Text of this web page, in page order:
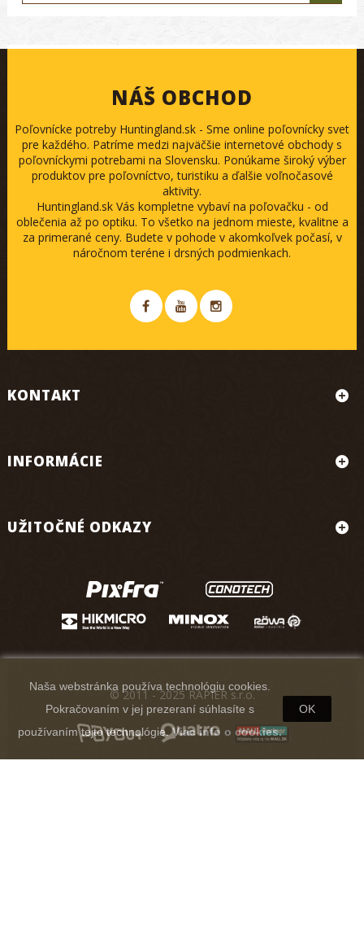
NÁŠ OBCHOD
Poľovnícke potreby Huntingland.sk - Sme online poľovnícky svet
pre každého. Patríme medzi najväčšie internetové obchody s
poľovníckymi potrebami na Slovensku. Ponúkame široký výber
produktov pre poľovníctvo, turistiku a ďalšie voľnočasové
aktivity.
Huntingland.sk Vás kompletne vybaví na poľovačku - od
oblečenia až po optiku. To všetko na jednom mieste, kvalitne a
za primerané ceny. Budete v pohode v akomkoľvek počasí, v
náročnom teréne i drsných podmienkach.
KONTAKT
INFORMÁCIE
UŽITOČNÉ ODKAZY
Naša webstránka používa technológiu cookies.
Pokračovaním v jej prezeraní súhlasíte s
používaním tejto technológie.Viac info o cookies.
OK
© 2011 - 2025 RAPIER s.r.o.